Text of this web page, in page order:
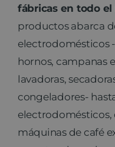
fábricas en todo
productos abarca
electrodomésticos
hornos, campanas
lavadoras,
congeladores-
electrodomésticos,
máquinas de café